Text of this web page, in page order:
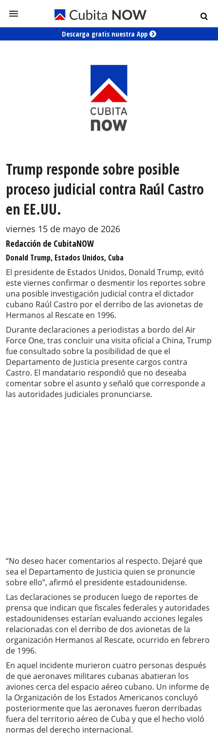
Descarga gratis nuestra App
Trump responde sobre posible
proceso judicial contra Raúl Castro
en EE.UU.
viernes 15 de mayo de 2026
Redacción de CubitaNOW
Donald Trump, Estados Unidos, Cuba
El presidente de Estados Unidos, Donald Trump, evitó
este viernes confirmar o desmentir los reportes sobre
una posible investigación judicial contra el dictador
cubano Raúl Castro por el derribo de las avionetas de
Hermanos al Rescate en 1996.
Durante declaraciones a periodistas a bordo del Air
Force One, tras concluir una visita oficial a China, Trump
fue consultado sobre la posibilidad de que el
Departamento de Justicia presente cargos contra
Castro. El mandatario respondió que no deseaba
comentar sobre el asunto y señaló que corresponde a
las autoridades judiciales pronunciarse.
“No deseo hacer comentarios al respecto. Dejaré que
sea el Departamento de Justicia quien se pronuncie
sobre ello”, afirmó el presidente estadounidense.
Las declaraciones se producen luego de reportes de
prensa que indican que fiscales federales y autoridades
estadounidenses estarían evaluando acciones legales
relacionadas con el derribo de dos avionetas de la
organización Hermanos al Rescate, ocurrido en febrero
de 1996.
En aquel incidente murieron cuatro personas después
de que aeronaves militares cubanas abatieran los
aviones cerca del espacio aéreo cubano. Un informe de
la Organización de los Estados Americanos concluyó
posteriormente que las aeronaves fueron derribadas
fuera del territorio aéreo de Cuba y que el hecho violó
normas del derecho internacional.